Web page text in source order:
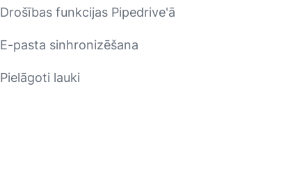
Drošības funkcijas Pipedrive'ā
E-pasta sinhronizēšana
Pielāgoti lauki